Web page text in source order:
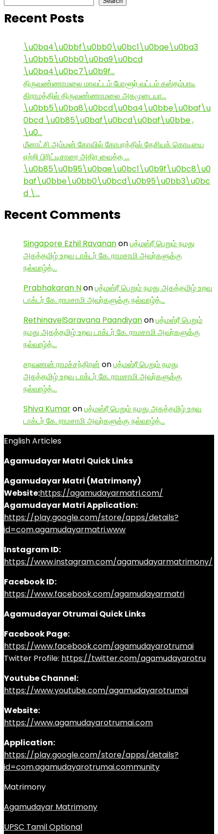
Recent Posts
\u0ba4\u0bbf\u0bb0\u0bc1\u0bae\u0ba3
\u0bb5\u0bb0\u0ba9\u0bcd
\u0ba4\u0bc7\u0b9f…
திருவண்ணாமலை மாவட்டம் போளூர் வட்டம் கஸ்தம்பாடி
கிராமத்தில் திருவண்ணாமலை அகமுடையா…
\u0bb5\u0ba8\u0bcd\u0ba4\u0bbe\u0baf\u
0bcd \u0b85\u0baf\u0bcd\u0baf\u0bbe ,
\u0…
மீனாட்சி அம்மன் கோவில் கோபுரத்தில் தேசியக் கொடியை
ஏற்றி பிரிட்டிசாரை அதிர வைத்த …
\u0b85\u0b95\u0bae\u0bc1\u0b9f\u0bc8\u0
baf\u0bbe\u0bb0\u0bcd\u0b95\u0bb3\u0bc
d \…
Recent Comments
Singapore Ezhil Ravananonபத்மஸ்ரீ பெறும் நமது
அகத்தமிழ் உறவு டாக்டர் கே. ராமசாமி அவர்களுக்கு
நல்வாழ்த்…
Prabhakaran Nonபத்மஸ்ரீ பெறும் நமது அகத்தமிழ் உறவு
டாக்டர் கே. ராமசாமி அவர்களுக்கு நல்வாழ்த்…
RethinavelSaravana Paandiyanonபத்மஸ்ரீ பெறும்
நமது அகத்தமிழ் உறவு டாக்டர் கே. ராமசாமி அவர்களுக்கு
நல்வாழ்த்…
சரவணன் ராமச்சந்திரன் onபத்மஸ்ரீ பெறும் நமது
அகத்தமிழ் உறவு டாக்டர் கே. ராமசாமி அவர்களுக்கு
நல்வாழ்த்…
Shiva Kumaronபத்மஸ்ரீ பெறும் நமது அகத்தமிழ் உறவு
டாக்டர் கே. ராமசாமி அவர்களுக்கு நல்வாழ்த்…
English Articles
Agamudayar Matri Quick Links
Agamudayar Matri (Matrimony)
Website:https://agamudayarmatri.com/
Agamudayar Matri Application:
https://play.google.com/store/apps/details?
id=com.agamudayarmatri.www
Instagram ID:
https://www.instagram.com/agamudayarmatrimony/
Facebook ID:
https://www.facebook.com/agamudayarmatri
Agamudayar Otrumai Quick Links
Facebook Page:
https://www.facebook.com/agamudayarotrumai
Twitter Profile: https://twitter.com/agamudayarotru
Youtube Channel:
https://www.youtube.com/agamudayarotrumai
Website:
https://www.agamudayarotrumai.com
Application:
https://play.google.com/store/apps/details?
id=com.agamudayarotrumai.community
Matrimony
Agamudayar Matrimony
UPSC Tamil Optional